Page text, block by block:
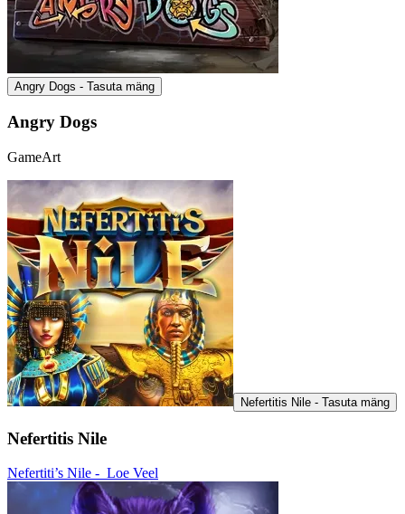
Angry Dogs - Tasuta mäng
Angry Dogs
GameArt
Nefertitis Nile - Tasuta mäng
Nefertitis Nile
Nefertiti’s Nile - Loe Veel